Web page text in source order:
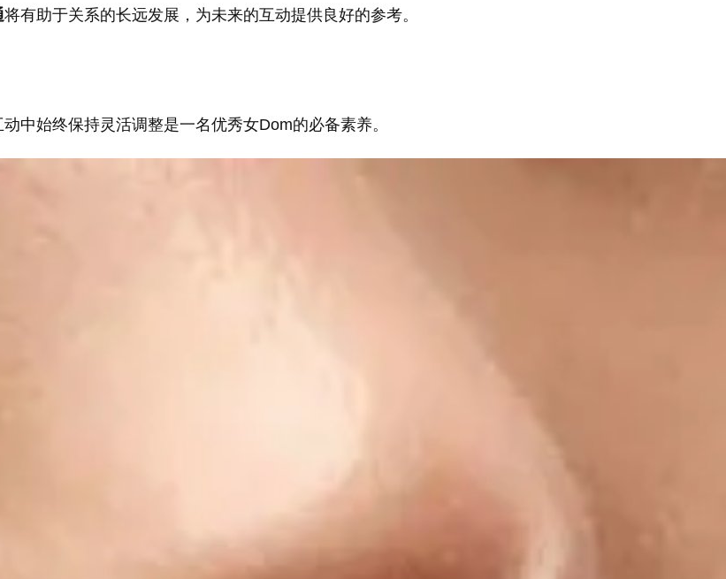
将有助于关系的长远发展，为未来的互动提供良好的参考。
中始终保持灵活调整是一名优秀女Dom的必备素养。